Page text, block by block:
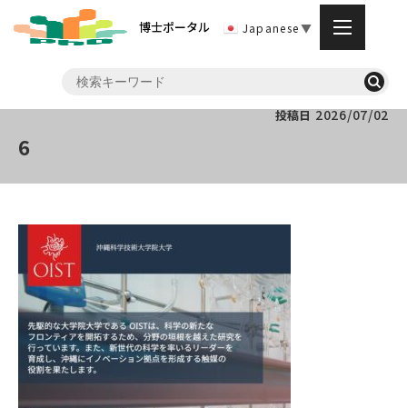
博士ポータル Japanese▼
投稿日 2026/07/02
6